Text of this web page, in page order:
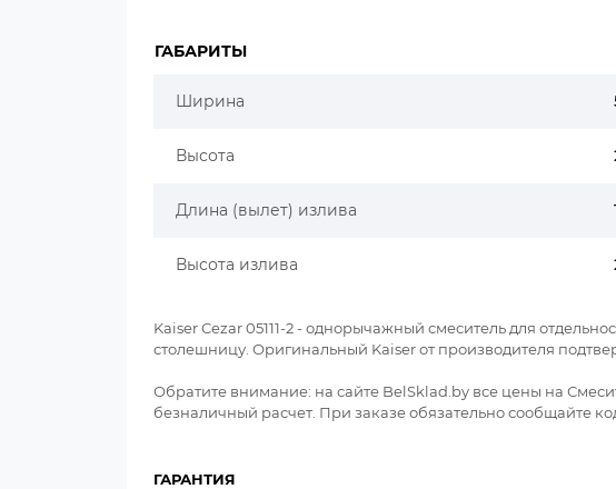
ГАБАРИТЫ
Ширина
Высота
Длина (вылет) излива
Высота излива
Kaiser Cezar 05111-2 - однорычажный смеситель для
столешницу. Оригинальный Kaiser от производителя
Обратите внимание: на сайте BelSklad.by все цены на
безналичный расчет. При заказе обязательно сообщайте код
ГАРАНТИЯ